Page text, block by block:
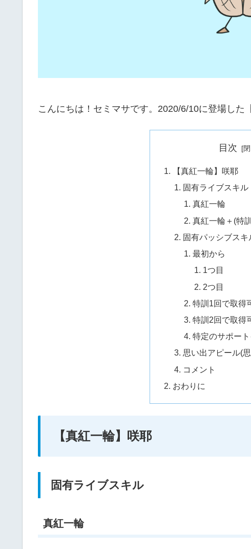
こんにちは！セミマサです。2020/6/10に登場した
目次
【真紅一輪】咲耶
固有ライブスキル
真紅一輪
真紅一輪＋(特
固有パッシブスキ
最初から
1つ目
2つ目
特訓1回で取得
特訓2回で取得
特定のサポー
思い出アピール(
コメント
おわりに
【真紅一輪】咲耶
固有ライブスキル
真紅一輪